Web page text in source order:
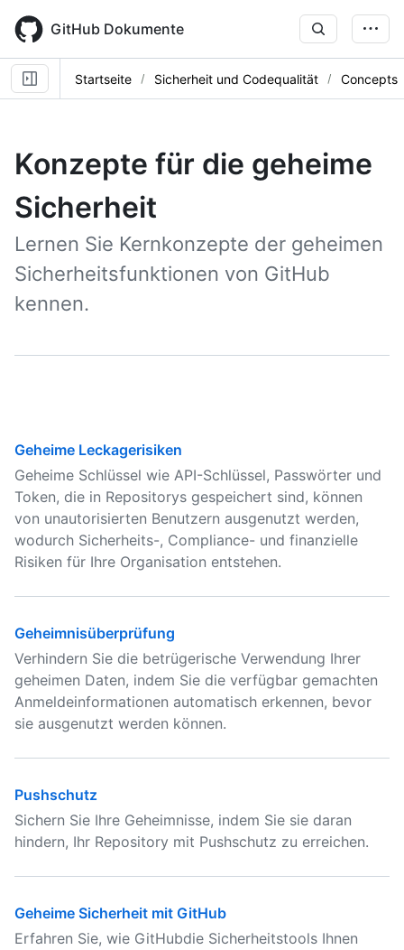
main
content
GitHub Dokumente
Startseite Sicherheit und Codequalität Concepts
Konzepte für die geheime
Sicherheit
Lernen Sie Kernkonzepte der geheimen
Sicherheitsfunktionen von GitHub
kennen.
Geheime Leckagerisiken
Geheime Schlüssel wie API-Schlüssel, Passwörter und
Token, die in Repositorys gespeichert sind, können
von unautorisierten Benutzern ausgenutzt werden,
wodurch Sicherheits-, Compliance- und finanzielle
Risiken für Ihre Organisation entstehen.
Geheimnisüberprüfung
Verhindern Sie die betrügerische Verwendung Ihrer
geheimen Daten, indem Sie die verfügbar gemachten
Anmeldeinformationen automatisch erkennen, bevor
sie ausgenutzt werden können.
Pushschutz
Sichern Sie Ihre Geheimnisse, indem Sie sie daran
hindern, Ihr Repository mit Pushschutz zu erreichen.
Geheime Sicherheit mit GitHub
Erfahren Sie, wie GitHubdie Sicherheitstools Ihnen